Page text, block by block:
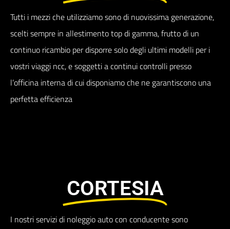
Tutti i mezzi che utilizziamo sono di nuovissima generazione,
scelti sempre in allestimento top di gamma, frutto di un
continuo ricambio per disporre solo degli ultimi modelli per i
vostri viaggi ncc, e soggetti a continui controlli presso
l’officina interna di cui disponiamo che ne garantiscono una
perfetta efficienza
CORTESIA
I nostri servizi di noleggio auto con conducente sono